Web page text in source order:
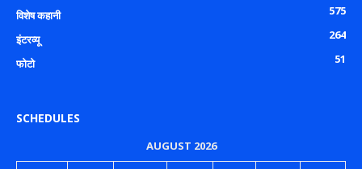
विशेष कहानी
575
इंटरव्यू
264
फोटो
51
SCHEDULES
AUGUST 2026